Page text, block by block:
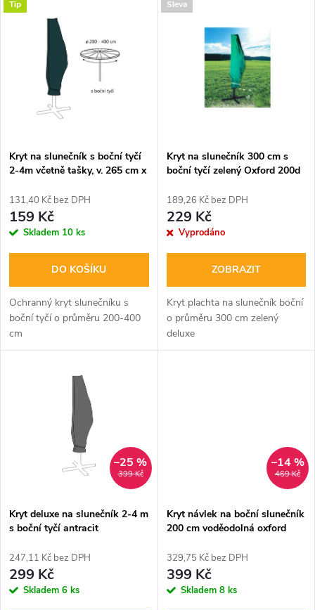
p
r
o
u
k
Nejprodávanější
Abecedně
V
s
p
r
o
d
u
k
Tip
Kryt na slunečník s boční tyčí
2-4m včetně tašky, v. 265 cm x
131,40 Kč bez DPH
159 Kč
Skladem 10 ks
DO KOŠÍKU
Ochranný kryt slunečníku s
boční tyčí o průměru 200-400
cm
Sleva
Kryt na slunečník 300 cm s
boční tyčí zelený Oxford 200d
189,26 Kč bez DPH
229 Kč
Vyprodáno
ZOBRAZIT
Kryt plachta na slunečník boční
o průměru 300 cm zelený
deluxe
399 Kč
–25 %
Kryt deluxe na slunečník 2-4 m
s boční tyčí antracit
247,11 Kč bez DPH
299 Kč
Skladem 6 ks
469 Kč
–14 %
Kryt návlek na boční slunečník
200 cm voděodolná oxford
329,75 Kč bez DPH
399 Kč
Skladem 8 ks